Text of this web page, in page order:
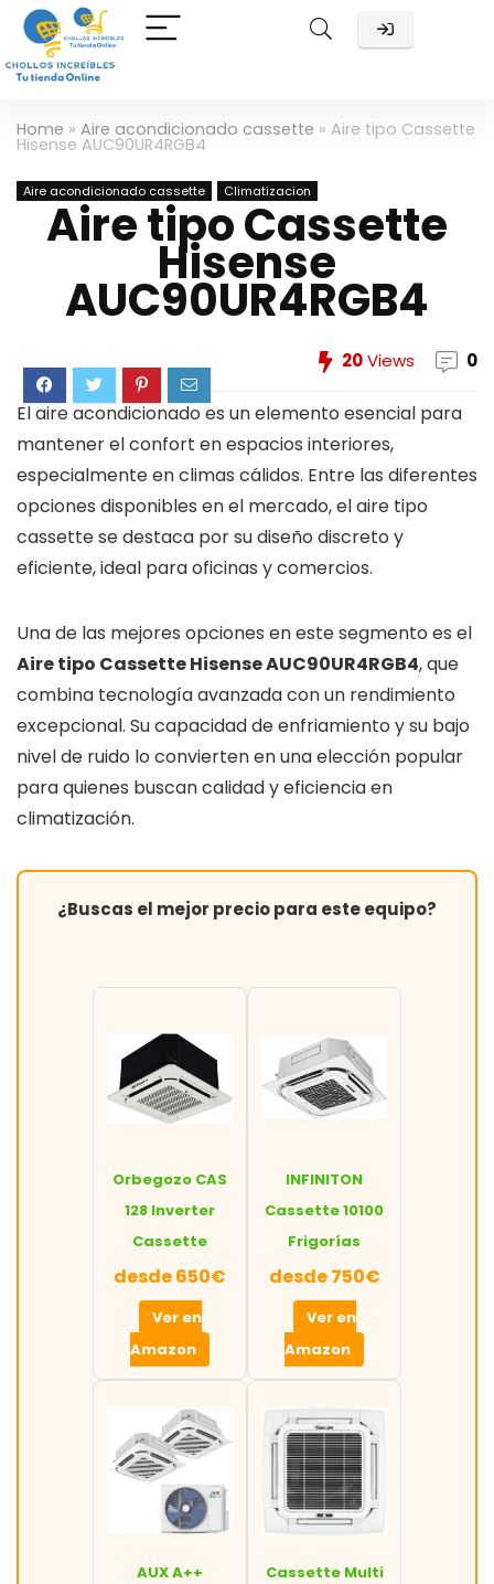
Home » Aire acondicionado cassette » Aire tipo Cassette
Hisense AUC90UR4RGB4
Aire acondicionado cassette Climatizacion
Aire tipo Cassette
Hisense
AUC90UR4RGB4
20Views 0
El aire acondicionado es un elemento esencial para
mantener el confort en espacios interiores,
especialmente en climas cálidos. Entre las diferentes
opciones disponibles en el mercado, el aire tipo
cassette se destaca por su diseño discreto y
eficiente, ideal para oficinas y comercios.
Una de las mejores opciones en este segmento es el
Aire tipo Cassette Hisense AUC90UR4RGB4, que
combina tecnología avanzada con un rendimiento
excepcional. Su capacidad de enfriamiento y su bajo
nivel de ruido lo convierten en una elección popular
para quienes buscan calidad y eficiencia en
climatización.
¿Buscas el mejor precio para este equipo?
Orbegozo CAS
128 Inverter
Cassette
desde 650€
Ver en
Amazon
INFINITON
Cassette 10100
Frigorías
desde 750€
Ver en
Amazon
AUX A++
Cassette Multi